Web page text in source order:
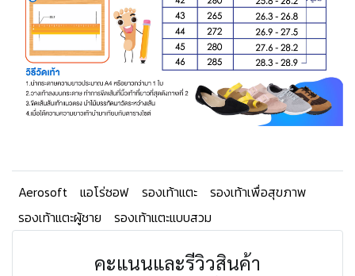
Aerosoft แอโร่ซอฟ รองเท้าแตะ
รองเท้าเพื่อสุขภาพ
รองเท้าแตะผู้ชาย
รองเท้าแตะแบบสวม
คะแนนและรีวิวสินค้า